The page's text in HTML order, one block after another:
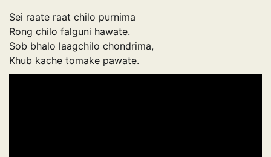
Sei raate raat chilo purnima
Rong chilo falguni hawate.
Sob bhalo laagchilo chondrima,
Khub kache tomake pawate.